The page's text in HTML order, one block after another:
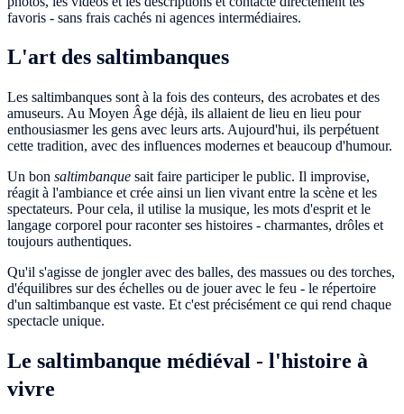
favoris - sans frais cachés ni agences intermédiaires.
L'art des saltimbanques
Les saltimbanques sont à la fois des conteurs, des acrobates et des
amuseurs. Au Moyen Âge déjà, ils allaient de lieu en lieu pour
enthousiasmer les gens avec leurs arts. Aujourd'hui, ils perpétuent
cette tradition, avec des influences modernes et beaucoup d'humour.
Un bon saltimbanque sait faire participer le public. Il improvise,
réagit à l'ambiance et crée ainsi un lien vivant entre la scène et les
spectateurs. Pour cela, il utilise la musique, les mots d'esprit et le
langage corporel pour raconter ses histoires - charmantes, drôles et
toujours authentiques.
Qu'il s'agisse de jongler avec des balles, des massues ou des torches,
d'équilibres sur des échelles ou de jouer avec le feu - le répertoire
d'un saltimbanque est vaste. Et c'est précisément ce qui rend chaque
spectacle unique.
Le saltimbanque médiéval - l'histoire à
vivre